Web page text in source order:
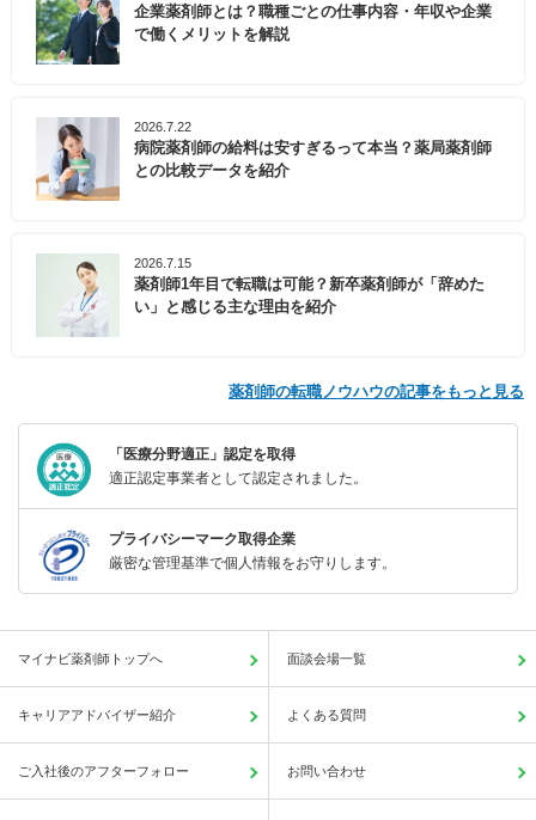
企業薬剤師とは？職種ごとの仕事内容・年収や企業
で働くメリットを解説
2026.7.22
病院薬剤師の給料は安すぎるって本当？薬局薬剤師
との比較データを紹介
2026.7.15
薬剤師1年目で転職は可能？新卒薬剤師が「辞めた
い」と感じる主な理由を紹介
薬剤師の転職ノウハウの記事をもっと見る
「医療分野適正」認定を取得
適正認定事業者として認定されました。
プライバシーマーク取得企業
厳密な管理基準で個人情報をお守りします。
マイナビ薬剤師トップへ 面談会場一覧
キャリアアドバイザー紹介 よくある質問
ご入社後のアフターフォロー お問い合わせ